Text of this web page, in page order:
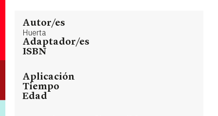
Autor/es
Huerta
Adaptador/es
ISBN
Aplicación
Tiempo
Edad